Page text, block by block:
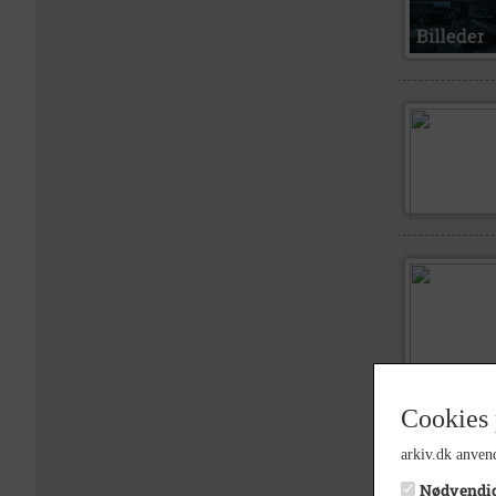
arkiv.dk